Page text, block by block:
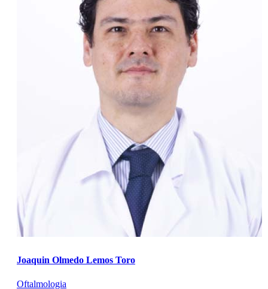
Joaquin Olmedo Lemos Toro
Oftalmologia